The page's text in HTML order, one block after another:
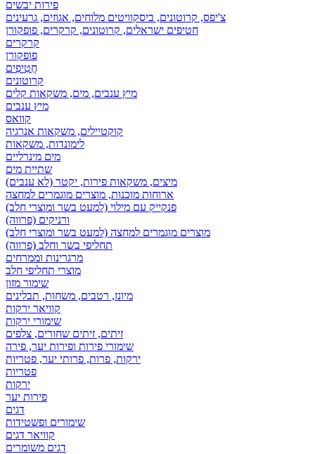
פירות יבשים
צ'יפס, קרוטונים, ביסקוויטים מלוחים, אגוזים, גרעינים
חטיפים ישראלים, קרוטונים, קרקרים, פופקורן
קרקרים
פופקורן
חֲטִיפִים
קרוטונים
מיץ ענבים, מים, משקאות קלים
מיץ ענבים
קוואס
קוקטיילים, משקאות אנרגיה
לימונדות, משקאות
מים מינרליים
שתיית מים
מיצים, משקאות פירות, יקטר (לא ענבים)
ארוחות מוכנות, מוצרים מוגמרים למחצה
פנקייק עם מילוי (למעט בשר ומוצרי חלב)
ורניקים (פרווה)
מוצרים מוגמרים למחצה (למעט בשר ומוצרי חלב)
תחליפי בשר וחלב (פרווה)
מרגרינות וממרחים
מוצרי תחליפי חלב
שימור מזון
מיונז, רטבים, משחות, תבלינים
קוויאר ירקות
שימורי ירקות
זיתים, זיתים שחורים, צלפים
שימורי פירות ופירות יער, פירה
ירקות, פרות, פרותי יער, פטריות
פטריות
ירקות
פירות יער
דגים
שימורים ופשטידות
קוויאר דגים
דגים משומרים